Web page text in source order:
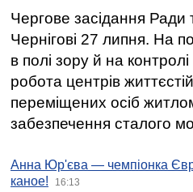
Чергове засідання Ради
Чернігові 27 липня. На
в полі зору й на
робота центрів
переміщених осіб
забезпечення сталого
Анна Юр'єва — чемпіонка
каное!
16:13